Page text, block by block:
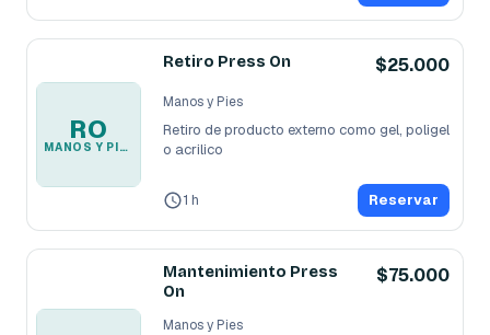
RO
MANOS Y PIES
Retiro Press On $25.000
Manos y Pies
Retiro de producto externo como gel, poligel
o acrilico
1 h Reservar
Mantenimiento Press
On
$75.000
Manos y Pies